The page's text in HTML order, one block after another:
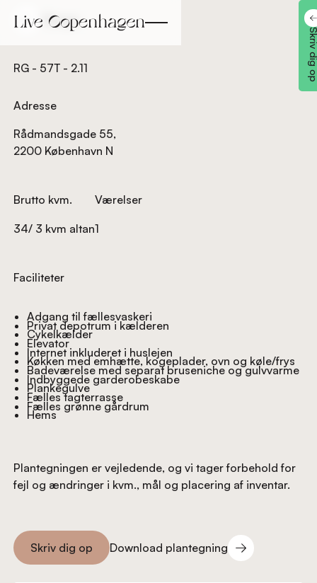
Tilbage
RG - 57T - 2.11
Adresse
Rådmandsgade 55,
2200 København N
Brutto kvm.
34/ 3 kvm altan
Værelser
1
Faciliteter
Adgang til fællesvaskeri
Privat depotrum i kælderen
Cykelkælder
Elevator
Internet inkluderet i huslejen
Køkken med emhætte, kogeplader, ovn og køle/frys
Badeværelse med separat bruseniche og gulvvarme
Indbyggede garderobeskabe
Plankegulve
Fælles tagterrasse
Fælles grønne gårdrum
Hems
Plantegningen er vejledende, og vi tager forbehold for
fejl og ændringer i kvm., mål og placering af inventar.
Skriv dig op
Skriv dig op
Download plantegning
Download plantegning